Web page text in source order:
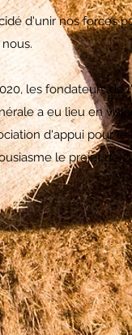
d'unir nos forces
les fondateurs de
a eu lieu en
d'appui pour
le projet de